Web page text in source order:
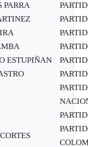
PARRA
ESTUPIÑAN